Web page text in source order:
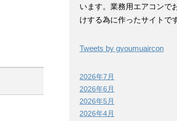
います。業務用エアコンで
けする為に作ったサイトです
Tweets by gyoumuaircon
2026年7月
2026年6月
2026年5月
2026年4月